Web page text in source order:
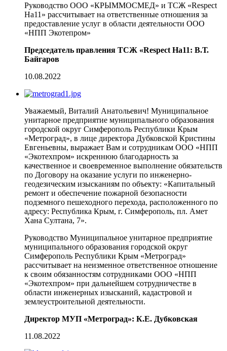
Руководство ООО «КРЫММОСМЕД» и ТСЖ «Respect
На11» рассчитывает на ответственные отношения за
предоставление услуг в области деятельности ООО
«НПП Экотепром»
Председатель правления ТСЖ «Respect На11: В.Т.
Байгаров
10.08.2022
Уважаемый, Виталий Анатольевич! Муниципальное
унитарное предприятие муниципального образования
городской округ Симферополь Республики Крым
«Метроград», в лице директора Дубковской Кристины
Евгеньевны, выражает Вам и сотрудникам ООО «НПП
«Экотехпром» искреннюю благодарность за
качественное и своевременное выполнение обязательств
по Договору на оказание услуги по инженерно-
геодезическим изысканиям по объекту: «Капитальный
ремонт и обеспечение пожарной безопасности
подземного пешеходного перехода, расположенного по
адресу: Республика Крым, г. Симферополь, пл. Амет
Хана Султана, 7».
Руководство Муниципальное унитарное предприятие
муниципального образования городской округ
Симферополь Республики Крым «Метроград»
рассчитывает на неизменное ответственное отношение
к своим обязанностям сотрудниками ООО «НПП
«Экотехпром» при дальнейшем сотрудничестве в
области инженерных изысканий, кадастровой и
землеустроительной деятельности.
Директор МУП «Метроград»: К.Е. Дубковская
11.08.2022